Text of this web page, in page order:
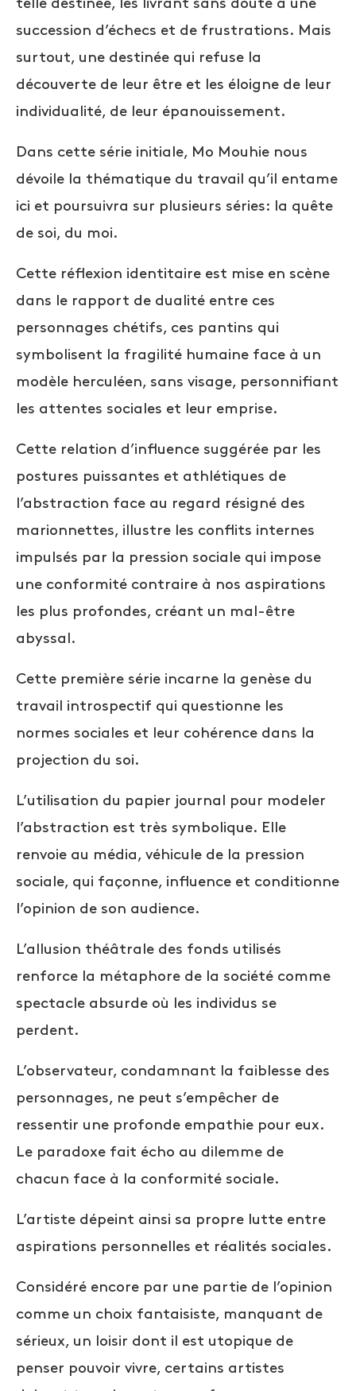
telle destinée, les livrant sans doute à une
succession d’échecs et de frustrations. Mais
surtout, une destinée qui refuse la
découverte de leur être et les éloigne de leur
individualité, de leur épanouissement.
Dans cette série initiale, Mo Mouhie nous
dévoile la thématique du travail qu’il entame
ici et poursuivra sur plusieurs séries: la quête
de soi, du moi.
Cette réflexion identitaire est mise en scène
dans le rapport de dualité entre ces
personnages chétifs, ces pantins qui
symbolisent la fragilité humaine face à un
modèle herculéen, sans visage, personnifiant
les attentes sociales et leur emprise.
Cette relation d’influence suggérée par les
postures puissantes et athlétiques de
l’abstraction face au regard résigné des
marionnettes, illustre les conflits internes
impulsés par la pression sociale qui impose
une conformité contraire à nos aspirations
les plus profondes, créant un mal-être
abyssal.
Cette première série incarne la genèse du
travail introspectif qui questionne les
normes sociales et leur cohérence dans la
projection du soi.
L’utilisation du papier journal pour modeler
l’abstraction est très symbolique. Elle
renvoie au média, véhicule de la pression
sociale, qui façonne, influence et conditionne
l’opinion de son audience.
L’allusion théâtrale des fonds utilisés
renforce la métaphore de la société comme
spectacle absurde où les individus se
perdent.
L’observateur, condamnant la faiblesse des
personnages, ne peut s’empêcher de
ressentir une profonde empathie pour eux.
Le paradoxe fait écho au dilemme de
chacun face à la conformité sociale.
L’artiste dépeint ainsi sa propre lutte entre
aspirations personnelles et réalités sociales.
Considéré encore par une partie de l’opinion
comme un choix fantaisiste, manquant de
sérieux, un loisir dont il est utopique de
penser pouvoir vivre, certains artistes